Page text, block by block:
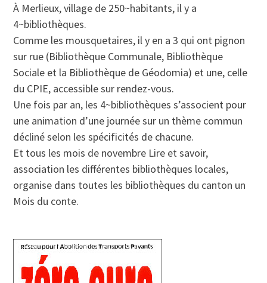
À Merlieux, village de 250~habitants, il y a
4~bibliothèques.
Comme les mousquetaires, il y en a 3 qui ont pignon
sur rue (Bibliothèque Communale, Bibliothèque
Sociale et la Bibliothèque de Géodomia) et une, celle
du CPIE, accessible sur rendez-vous.
Une fois par an, les 4~bibliothèques s’associent pour
une animation d’une journée sur un thème commun
décliné selon les spécificités de chacune.
Et tous les mois de novembre Lire et savoir,
association les différentes bibliothèques locales,
organise dans toutes les bibliothèques du canton un
Mois du conte.